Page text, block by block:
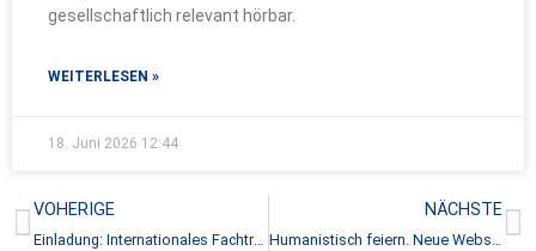
gesellschaftlich relevant hörbar.
WEITERLESEN »
18. Juni 2026 12:44
Zurück
VOHERIGE
Einladung: Internationales Fachtreffen humanistischer Seelsorger*innen in Berlin
NÄCHSTE
Humanistisch feiern. Neue Website feierkultur.de gestartet